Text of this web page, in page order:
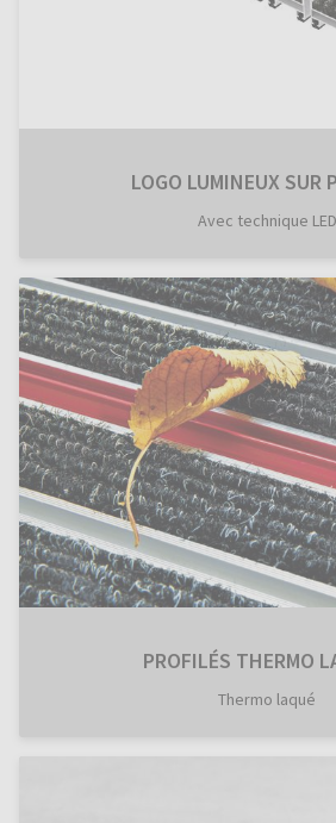
LOGO LUMINEUX SUR
Avec technique LED
PROFILÉS THERMO
Thermo laqué